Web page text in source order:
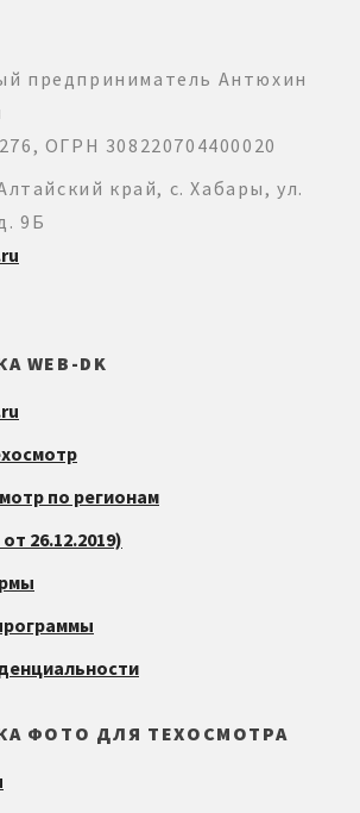
предприниматель Антюхин
ОГРН 308220704400020
край, с. Хабары, ул.
9Б
WEB-DK
по регионам
26.12.2019)
ФОТО ДЛЯ ТЕХОСМОТРА